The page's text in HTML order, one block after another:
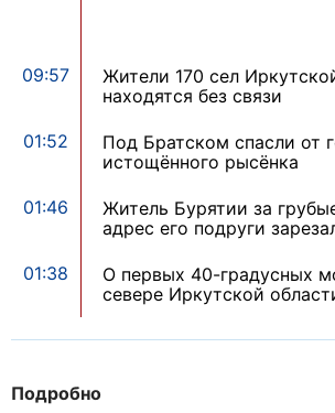
Подробно
09:57
Жители 170 сел
находятся без связи
01:52
Под Братском спасли от
истощённого рысёнка
01:46
Житель Бурятии за
адрес его подруги
01:38
О первых 40-градусных
севере Иркутской